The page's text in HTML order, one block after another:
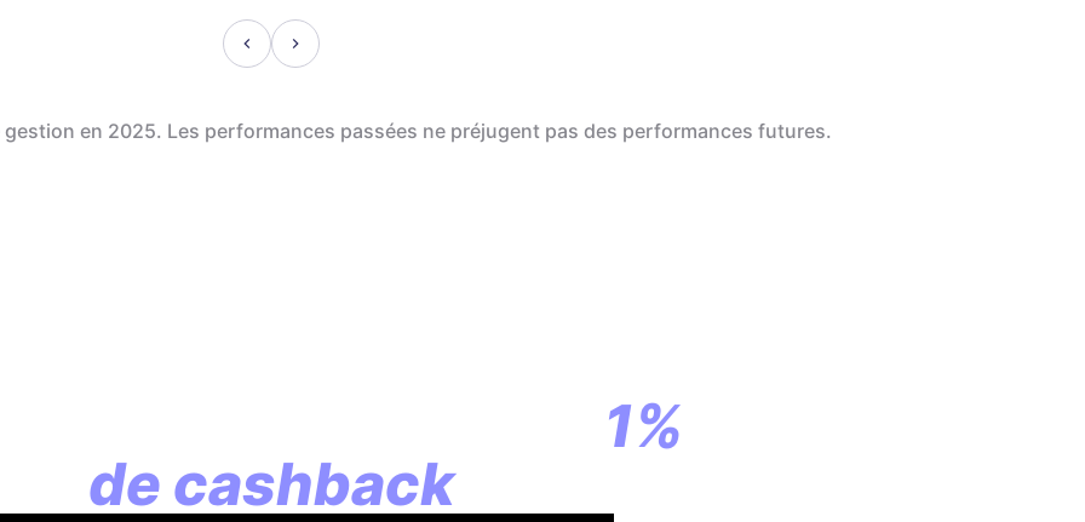
en 2025. Les performances passées ne préjugent pas des performances futures.
1%
de cashback